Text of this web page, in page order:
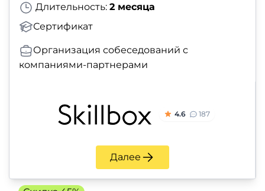
Длительность: 2 месяца
Сертификат
Организация собеседований с
компаниями-партнерами
4.6 187
Далее
язык
детей
здоровье,
фитнес
Психология
и